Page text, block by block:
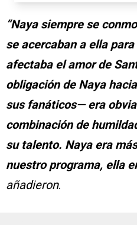
“Naya siempre se
se acercaban a ella
afectaba el amor de
obligación de Naya
sus fanáticos— era
combinación de
su talento. Naya era
nuestro programa, ella
añadieron.